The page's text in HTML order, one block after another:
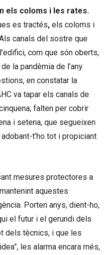
els coloms i les rates.
es tractés, els coloms i
canals del sostre que
com que són oberts,
la pandèmia de l’any
en constatar la
va tapar els canals de
falten per cobrir
i setena, que segueixen
t’ho tot i propiciant
mesures protectores a
aquestes
Porten anys, dient-ho,
el futur i el gerundi dels
dels tècnics, i que les
les alarma encara més,